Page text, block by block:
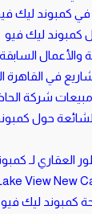
في كمبوند ليك
ليك فيو
والأعمال السابقة
في القاهرة
شركة
حول
العقاري لـ
كمبوند ليك